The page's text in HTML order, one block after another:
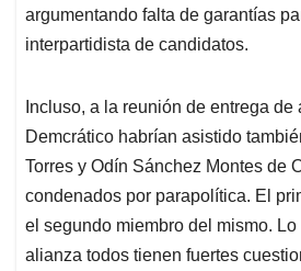
argumentando falta de garantías
interpartidista de candidatos.
Incluso, a la reunión de entrega
Demcrático habrían asistido
Torres y Odín Sánchez Montes de
condenados por parapolítica. El
el segundo miembro del mismo.
alianza todos tienen fuertes